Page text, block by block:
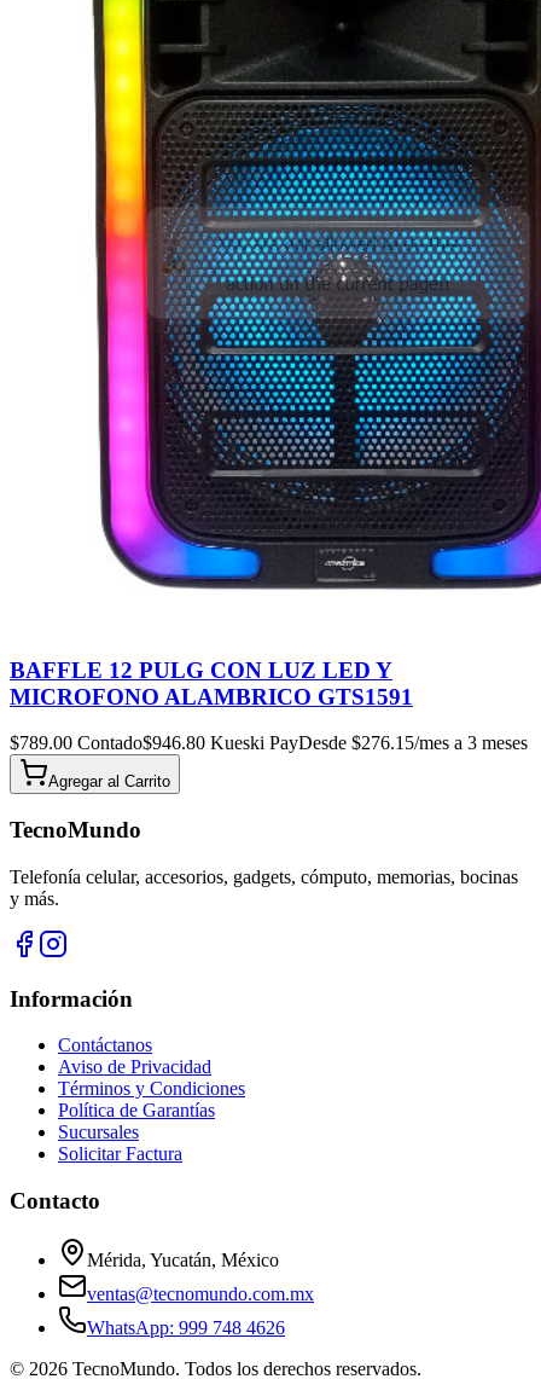
BAFFLE 12 PULG CON LUZ LED Y
MICROFONO ALAMBRICO GTS1591
$789.00 Contado$946.80 Kueski PayDesde $276.15/mes a 3 meses
Agregar al Carrito
TecnoMundo
Telefonía celular, accesorios, gadgets, cómputo, memorias, bocinas
y más.
Información
Contáctanos
Aviso de Privacidad
Términos y Condiciones
Política de Garantías
Sucursales
Solicitar Factura
Contacto
Mérida, Yucatán, México
ventas@tecnomundo.com.mx
WhatsApp: 999 748 4626
© 2026 TecnoMundo. Todos los derechos reservados.